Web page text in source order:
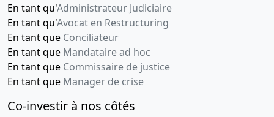
En tant qu'Administrateur Judiciaire
En tant qu'Avocat en Restructuring
En tant que Conciliateur
En tant que Mandataire ad hoc
En tant que Commissaire de justice
En tant que Manager de crise
Co-investir à nos côtés